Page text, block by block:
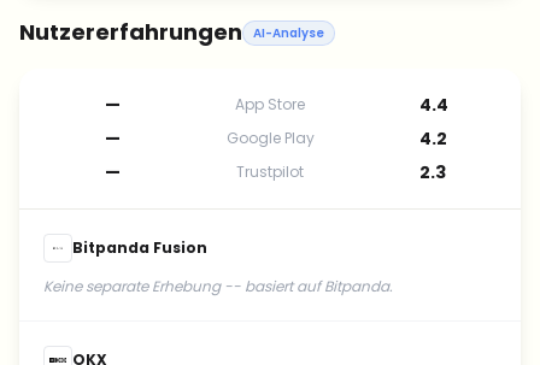
Nutzererfahrungen AI-Analyse
— App Store
4.4
—
Google Play
4.2
—
Trustpilot 2.3
Bitpanda Fusion
Keine separate Erhebung -- basiert auf Bitpanda.
OKX